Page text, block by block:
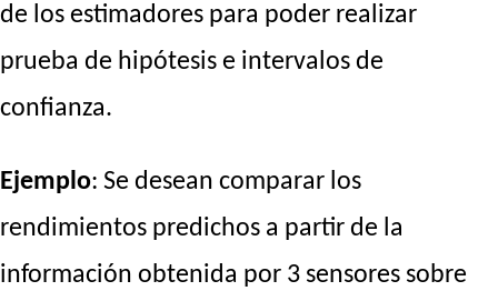
de los estimadores para poder realizar
prueba de hipótesis e intervalos de
confianza.
Ejemplo: Se desean comparar los
rendimientos predichos a partir de la
información obtenida por 3 sensores sobre